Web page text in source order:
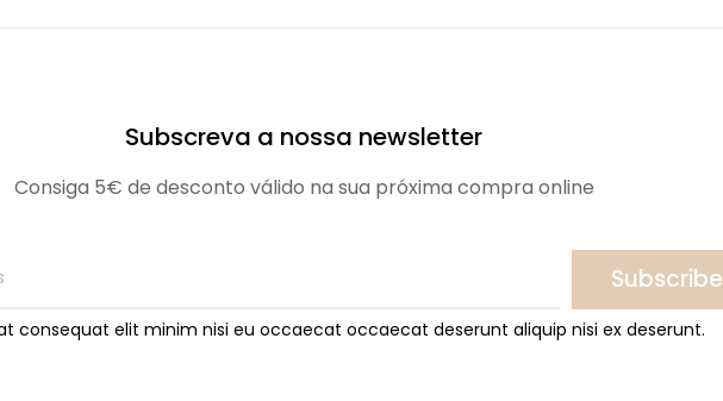
Subscreva a nossa newsletter
Consiga 5€ de desconto válido na sua próxima compra online
Subscribe
consequat elit minim nisi eu occaecat occaecat deserunt aliquip nisi ex deserunt.